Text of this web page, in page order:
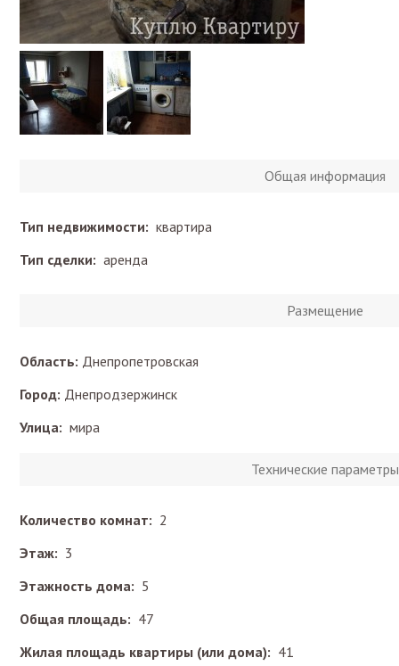
Общая информация
Тип недвижимости: квартира
Тип сделки: аренда
Размещение
Область: Днепропетровская
Город: Днепродзержинск
Улица: мира
Технические параметры
Количество комнат: 2
Этаж: 3
Этажность дома: 5
Общая площадь: 47
Жилая площадь квартиры (или дома): 41